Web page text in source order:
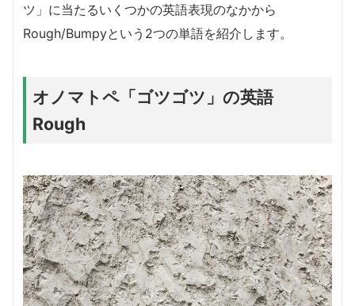
ツ」に当たるいくつかの英語表現のなかから
Rough/Bumpyという2つの単語を紹介します。
オノマトペ「ゴツゴツ」の英語
Rough